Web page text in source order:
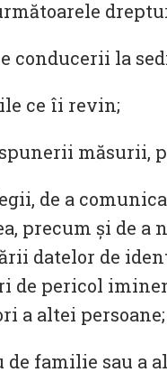
conducerii la
ce îi revin;
măsurii,
de a
precum și de a
datelor de
pericol
a altei persoane;
familie sau a